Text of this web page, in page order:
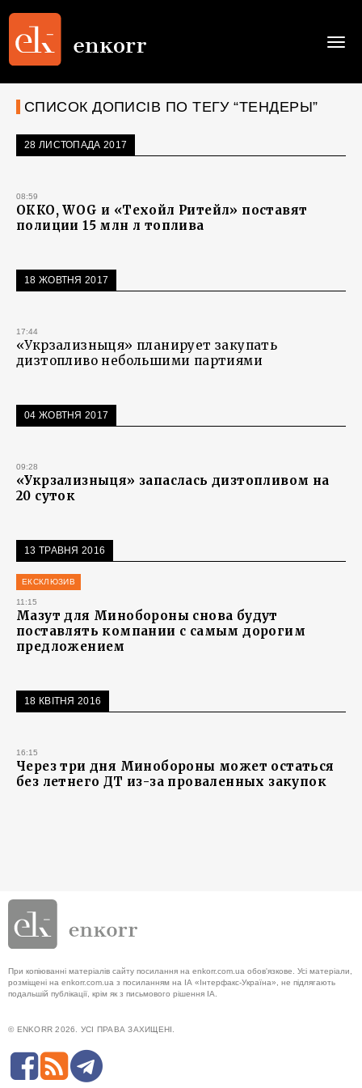
СПИСОК ДОПИСІВ ПО ТЕГУ “ТЕНДЕРЫ”
28 ЛИСТОПАДА 2017
08:59
ОККО, WOG и «Техойл Ритейл» поставят
полиции 15 млн л топлива
18 ЖОВТНЯ 2017
17:44
«Укрзализныця» планирует закупать
дизтопливо небольшими партиями
04 ЖОВТНЯ 2017
09:28
«Укрзализныця» запаслась дизтопливом на
20 суток
13 ТРАВНЯ 2016
ЕКСКЛЮЗИВ
11:15
Мазут для Минобороны снова будут
поставлять компании с самым дорогим
предложением
18 КВІТНЯ 2016
16:15
Через три дня Минобороны может остаться
без летнего ДТ из-за проваленных закупок
При копіюванні матеріалів сайту посилання на enkorr.com.ua обов'язкове. Усі матеріали,
розміщені на enkorr.com.ua з посиланням на ІА «Інтерфакс-Україна», не підлягають
подальшій публікації, крім як з письмового рішення ІА.
© ENKORR 2026. УСІ ПРАВА ЗАХИЩЕНІ.